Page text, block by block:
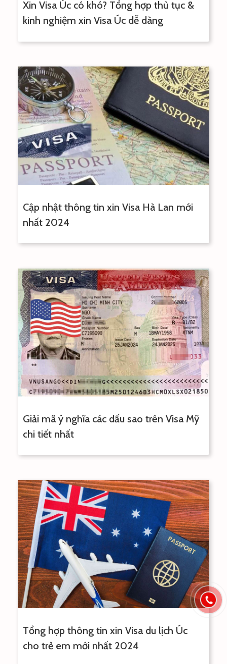
Xin Visa Úc có khó? Tổng hợp thủ tục &
kinh nghiệm xin Visa Úc dễ dàng
Cập nhật thông tin xin Visa Hà Lan mới
nhất 2024
Giải mã ý nghĩa các dấu sao trên Visa Mỹ
chi tiết nhất
Tổng hợp thông tin xin Visa du lịch Úc
cho trẻ em mới nhất 2024